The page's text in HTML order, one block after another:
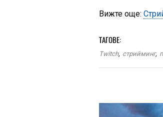
Вижте още:
ТАГОВЕ:
Twitch, стрийминг,